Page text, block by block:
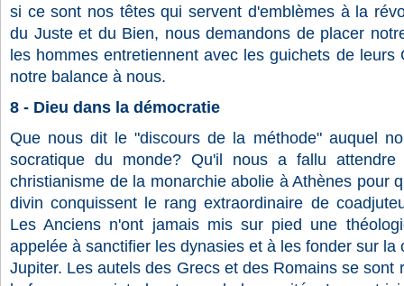
si ce sont nos têtes qui servent d'emblèmes à la
du Juste et du Bien, nous demandons de placer
les hommes entretiennent avec les guichets de
notre balance à nous.
8 - Dieu dans la démocratie
Que nous dit le "discours de la méthode" auquel
socratique du monde? Qu'il nous a fallu
christianisme de la monarchie abolie à Athènes pour
divin conquissent le rang extraordinaire de
Les Anciens n'ont jamais mis sur pied une
appelée à sanctifier les dynasies et à les fonder sur la
Jupiter. Les autels des Grecs et des Romains se sont